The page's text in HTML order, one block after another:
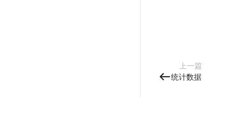
上一篇
统计数据